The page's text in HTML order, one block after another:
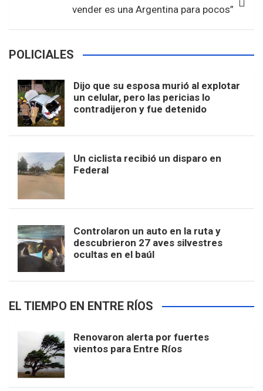
vender es una Argentina para pocos”
POLICIALES
Dijo que su esposa murió al explotar
un celular, pero las pericias lo
contradijeron y fue detenido
Un ciclista recibió un disparo en
Federal
Controlaron un auto en la ruta y
descubrieron 27 aves silvestres
ocultas en el baúl
EL TIEMPO EN ENTRE RÍOS
Renovaron alerta por fuertes
vientos para Entre Ríos